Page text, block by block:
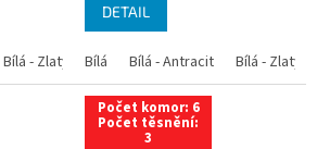
Bílá - Zlatý dub Bílá - Tmavý dub Bílá -
DETAIL
Bílá Bílá - Antracit Bílá - Zlatý
Počet komor: 6
Počet těsnění:
3